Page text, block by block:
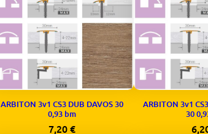
ARBITON 3v1 CS3 DUB DAVOS 30
0,93 bm
7,20€
ARBITON 3v1
30